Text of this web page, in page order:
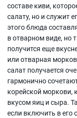
составе киви,
салату, но и служит
этого блюда
в отварном виде, но
получится еще
или отварная
салат получается
гармонично
корейской
вкусом яиц и сыра.
если включить в его